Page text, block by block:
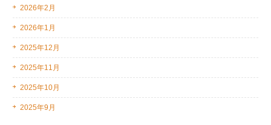
2026年2月
2026年1月
2025年12月
2025年11月
2025年10月
2025年9月